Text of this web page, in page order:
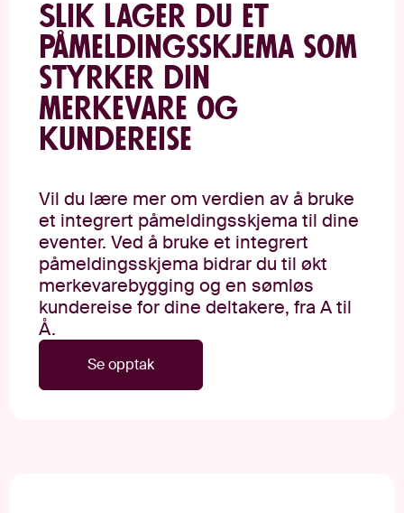
Slik lager du et
påmeldingsskjema som
styrker din
merkevare og
kundereise
Vil du lære mer om verdien av å bruke
et integrert påmeldingsskjema til dine
eventer. Ved å bruke et integrert
påmeldingsskjema bidrar du til økt
merkevarebygging og en sømløs
kundereise for dine deltakere, fra A til
Å.
Se opptak